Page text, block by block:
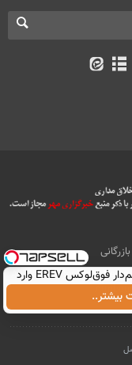
بازرگانی
All Content by Mehr
رونمایی از IM LS9، پرچم‌دار فوق‌لوکس EREV وارد
شد
بیشتر..